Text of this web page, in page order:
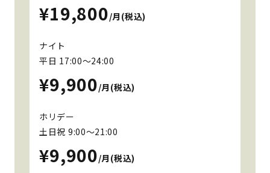
¥19,800/月(税込)
ナイト
平日 17:00〜24:00
¥9,900/月(税込)
ホリデー
土日祝 9:00～21:00
¥9,900/月(税込)